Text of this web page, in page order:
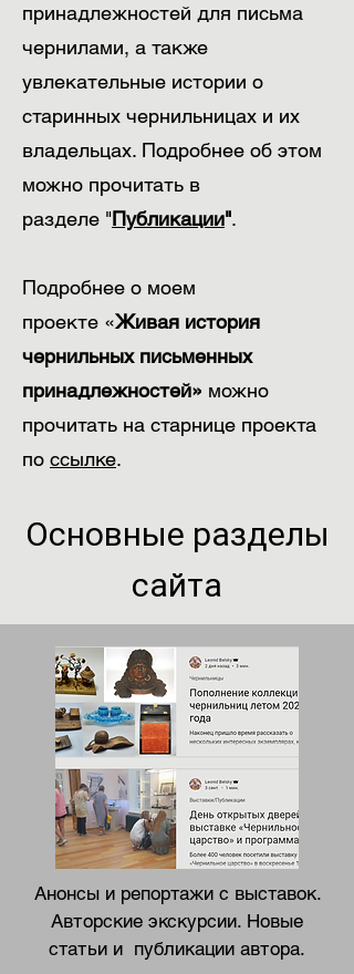
принадлежностей для письма
чернилами, а также
увлекательные истории о
старинных чернильницах и их
владельцах. Подробнее об этом
можно прочитать в
разделе "Публикации".
Подробнее о моем
проекте «Живая история
чернильных письменных
принадлежностей» можно
прочитать на старнице проекта
по ссылке.
Основные разделы
сайта
Анонсы и репортажи с выставок.​
Авторские экскурсии. Новые
статьи и публикации автора.